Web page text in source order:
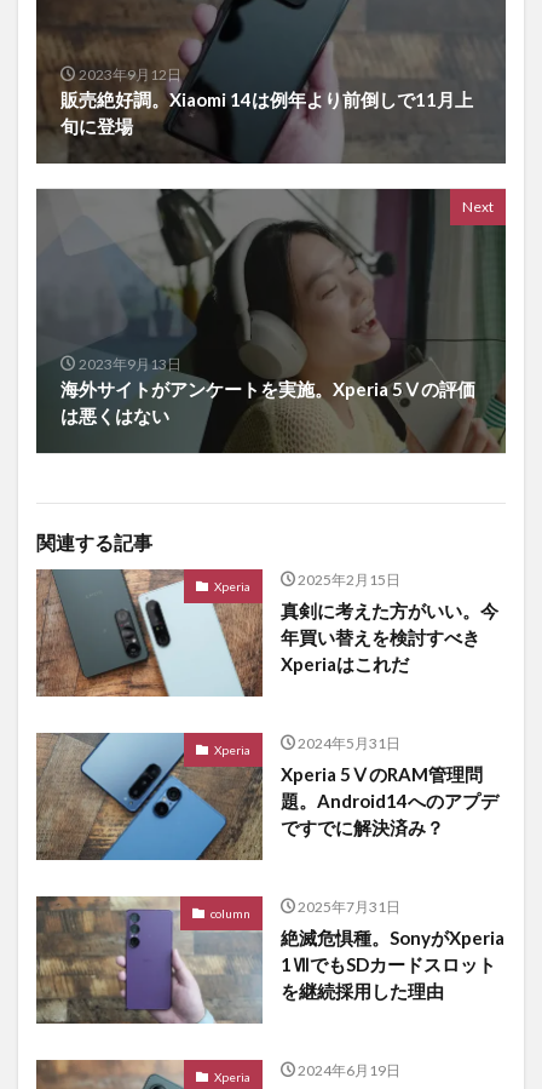
2023年9月12日
販売絶好調。Xiaomi 14は例年より前倒しで11月上
旬に登場
Next
2023年9月13日
海外サイトがアンケートを実施。Xperia 5Ⅴの評価
は悪くはない
関連する記事
Xperia 2025年2月15日
真剣に考えた方がいい。今
年買い替えを検討すべき
Xperiaはこれだ
Xperia 2024年5月31日
Xperia 5ⅤのRAM管理問
題。Android14へのアプデ
ですでに解決済み？
column 2025年7月31日
絶滅危惧種。SonyがXperia
1ⅦでもSDカードスロット
を継続採用した理由
Xperia 2024年6月19日